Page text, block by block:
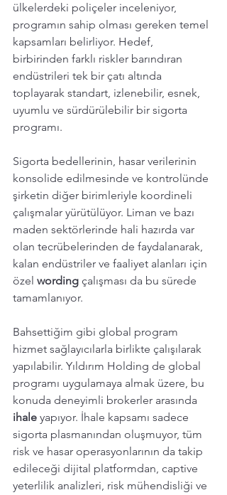
ülkelerdeki poliçeler inceleniyor,
programın sahip olması gereken temel
kapsamları belirliyor. Hedef,
birbirinden farklı riskler barındıran
endüstrileri tek bir çatı altında
toplayarak standart, izlenebilir, esnek,
uyumlu ve sürdürülebilir bir sigorta
programı.
Sigorta bedellerinin, hasar verilerinin
konsolide edilmesinde ve kontrolünde
şirketin diğer birimleriyle koordineli
çalışmalar yürütülüyor. Liman ve bazı
maden sektörlerinde hali hazırda var
olan tecrübelerinden de faydalanarak,
kalan endüstriler ve faaliyet alanları için
özel wording çalışması da bu sürede
tamamlanıyor.
Bahsettiğim gibi global program
hizmet sağlayıcılarla birlikte çalışılarak
yapılabilir. Yıldırım Holding de global
programı uygulamaya almak üzere, bu
konuda deneyimli brokerler arasında
ihale yapıyor. İhale kapsamı sadece
sigorta plasmanından oluşmuyor, tüm
risk ve hasar operasyonlarının da takip
edileceği dijital platformdan, captive
yeterlilik analizleri, risk mühendisliği ve